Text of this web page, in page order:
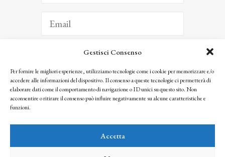
Gestisci Consenso
Per fornire le migliori esperienze, utilizziamo tecnologie come i cookie per memorizzare e/o
accedere alle informazioni del dispositivo. Il consenso a queste tecnologie ci permetterà di
elaborare dati come il comportamento di navigazione o ID unici su questo sito. Non
acconsentire o ritirare il consenso può influire negativamente su alcune caratteristiche e
funzioni.
Accetta
ISCRIVITI
Facendo clic per iscriverti, riconosci che le tue informazioni saranno trattate
seguendo la nostra Privacy Policy
© 2025 Istituto Matteucci. All right reserved
l’autorizzazione scritta dei proprietari dei diritti e dell’Istituto Matteucci